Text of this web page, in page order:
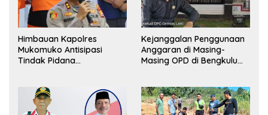
Himbauan Kapolres
Mukomuko Antisipasi
Tindak Pidana
Kejanggalan Penggunaan
Anggaran di Masing-
Masing OPD di Bengkulu